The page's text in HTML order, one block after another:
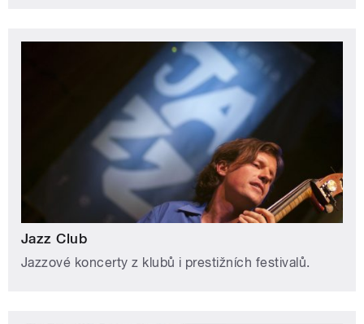
Jazz Club
Jazzové koncerty z klubů i prestižních festivalů.